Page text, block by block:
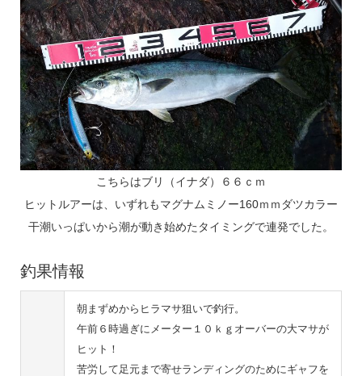
こちらはブリ（イナダ）６６ｃｍ
ヒットルアーは、いずれもマグナムミノー160ｍｍダツカラー
干潮いっぱいから潮が動き始めたタイミングで連発でした。
釣果情報
朝まずめからヒラマサ狙いで釣行。
午前６時過ぎにメーター１０ｋｇオーバーの大マサが
ヒット！
苦労して足元まで寄せランディングのためにギャフを